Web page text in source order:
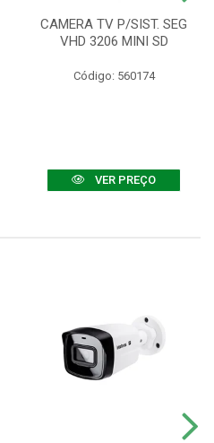
CAMERA TV P/SIST. SEG
VHD 3206 MINI SD
Código: 560174
VER PREÇO